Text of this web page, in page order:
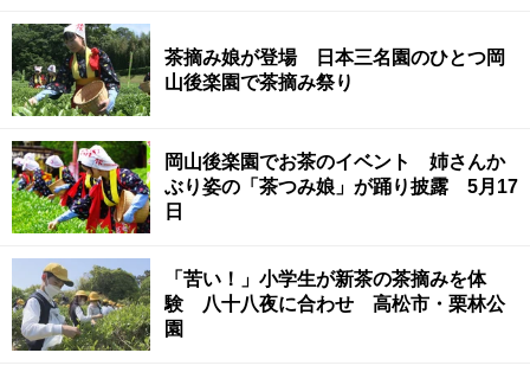
茶摘み娘が登場 日本三名園のひとつ岡
山後楽園で茶摘み祭り
岡山後楽園でお茶のイベント 姉さんか
ぶり姿の「茶つみ娘」が踊り披露 5月17
日
「苦い！」小学生が新茶の茶摘みを体
験 八十八夜に合わせ 高松市・栗林公
園